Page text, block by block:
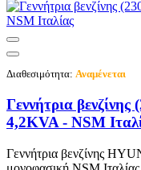
Διαθεσιμότητα: Αναμένεται
Γεννήτρια
4,2KVA - NSM
Γεννήτρια βενζίνης